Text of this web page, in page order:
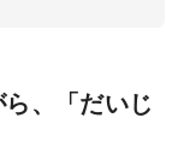
ら、「だいじ